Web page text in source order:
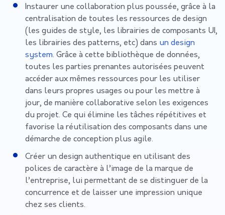
Instaurer une collaboration plus poussée, grâce à la
centralisation de toutes les ressources de design
(les guides de style, les librairies de composants UI,
les librairies des patterns, etc) dans un design
system. Grâce à cette bibliothèque de données,
toutes les parties prenantes autorisées peuvent
accéder aux mêmes ressources pour les utiliser
dans leurs propres usages ou pour les mettre à
jour, de manière collaborative selon les exigences
du projet. Ce qui élimine les tâches répétitives et
favorise la réutilisation des composants dans une
démarche de conception plus agile.
Créer un design authentique en utilisant des
polices de caractère à l’image de la marque de
l’entreprise, lui permettant de se distinguer de la
concurrence et de laisser une impression unique
chez ses clients.